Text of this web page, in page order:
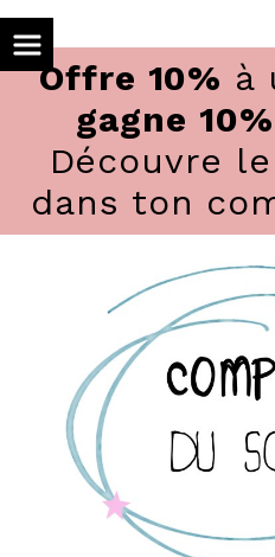
Offre 10% à
gagne 10%
Découvre le
dans ton